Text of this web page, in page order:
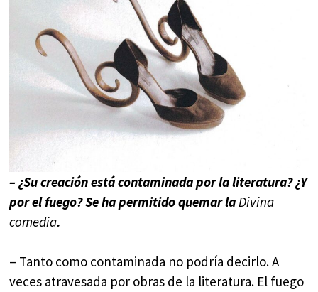
– ¿Su creación está contaminada por la literatura? ¿Y
por el fuego? Se ha permitido quemar laDivina
comedia.
– Tanto como contaminada no podría decirlo. A
veces atravesada por obras de la literatura. El fuego